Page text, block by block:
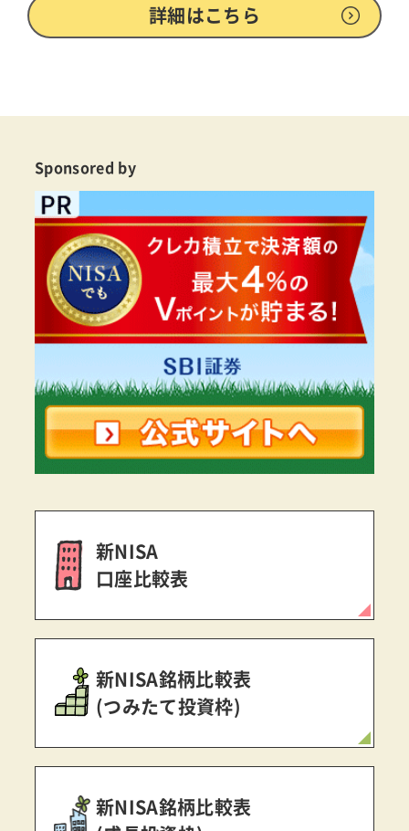
詳細はこちら
Sponsored by
新NISA
口座比較表
新NISA銘柄比較表
(つみたて投資枠)
新NISA銘柄比較表